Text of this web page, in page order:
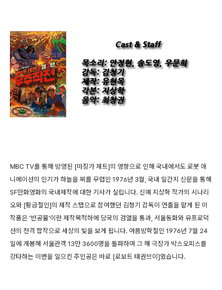
MBC TV를 통해 방영된 [마징가 제트]의 영향으로 인해 국내에서도 로봇 애
니메이션의 인기가 하늘을 찌를 무렵인 1976년 3월, 국내 일간지 신문을 통해
SF만화영화의 국내제작에 대한 기사가 실립니다. 신예 지상학 작가의 시나리
오와 [황금철인]의 제작 스탭으로 참여했던 김청기 감독이 연출을 맡게 된 이
작품은 '반공물'이란 제작목적하에 당국의 검열을 통과, 서울동화와 유프로덕
션의 전격 합작으로 세상의 빛을 보게 됩니다. 여름방학철인 1976년 7월 24
일에 개봉해 서울관객 13만 3600명을 돌파하며 그 해 극장가 박스오피스를
강타하는 이변을 일으킨 주인공은 바로 [로보트 태권브이]였습니다.